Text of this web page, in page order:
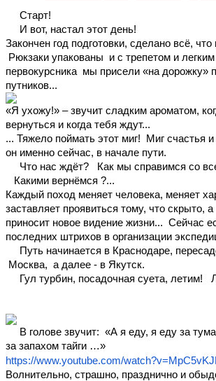
Старт!
И вот, настал этот день!
Закончен год подготовки, сделано всё,
Рюкзаки упакованы  и с трепетом и
первокурсника  мы присели «на дорожку»
путников...
«Я ухожу!» – звучит сладким ароматом,
вернуться и когда тебя ждут...
... Тяжело поймать этот миг!  Миг счастья
он именно сейчас, в начале пути.
Какими вернёмся ?...
Каждый поход меняет человека, меняет
заставляет проявиться тому, что скрыто,
приносит новое видение жизни...  Сейчас
последних штрихов в организации
Москва,  а далее - в Якутск.
Гул турбин, посадочная суета, летим!
за запахом тайги …»
https://www.youtube.com/
Волнительно, страшно, празднично и